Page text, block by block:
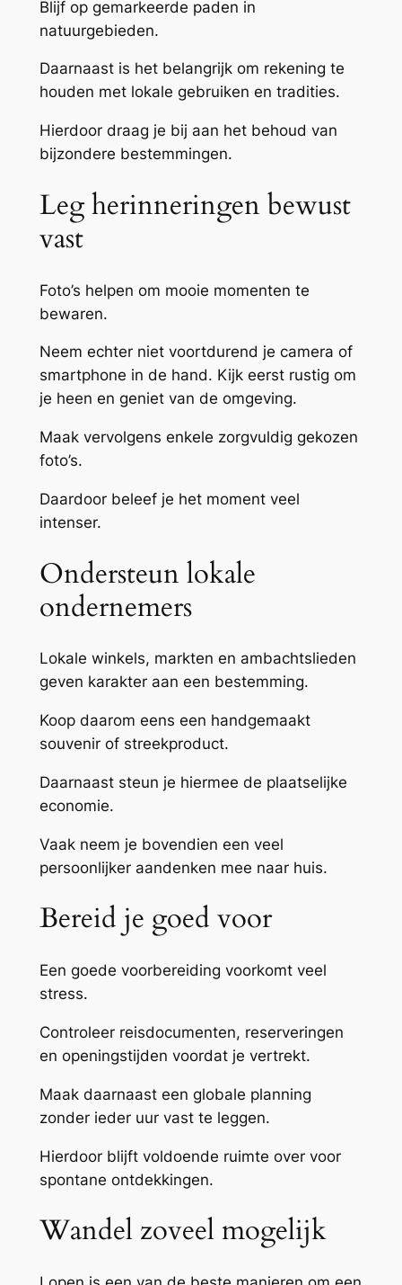
Blijf op gemarkeerde paden in
natuurgebieden.
Daarnaast is het belangrijk om rekening te
houden met lokale gebruiken en tradities.
Hierdoor draag je bij aan het behoud van
bijzondere bestemmingen.
Leg herinneringen bewust
vast
Foto’s helpen om mooie momenten te
bewaren.
Neem echter niet voortdurend je camera of
smartphone in de hand. Kijk eerst rustig om
je heen en geniet van de omgeving.
Maak vervolgens enkele zorgvuldig gekozen
foto’s.
Daardoor beleef je het moment veel
intenser.
Ondersteun lokale
ondernemers
Lokale winkels, markten en ambachtslieden
geven karakter aan een bestemming.
Koop daarom eens een handgemaakt
souvenir of streekproduct.
Daarnaast steun je hiermee de plaatselijke
economie.
Vaak neem je bovendien een veel
persoonlijker aandenken mee naar huis.
Bereid je goed voor
Een goede voorbereiding voorkomt veel
stress.
Controleer reisdocumenten, reserveringen
en openingstijden voordat je vertrekt.
Maak daarnaast een globale planning
zonder ieder uur vast te leggen.
Hierdoor blijft voldoende ruimte over voor
spontane ontdekkingen.
Wandel zoveel mogelijk